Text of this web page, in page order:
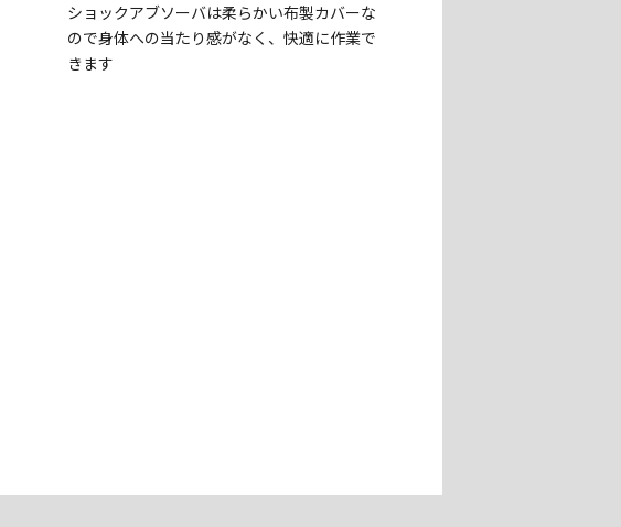
ショックアブソーバは柔らかい布製カバーな
ので身体への当たり感がなく、快適に作業で
きます